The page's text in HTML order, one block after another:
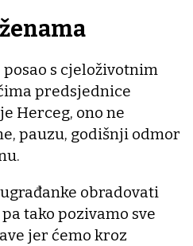
s cjeloživotnim
predsjednice
Herceg, ono ne
pauzu, godišnji odmor
obradovati
tako pozivamo sve
jer ćemo kroz